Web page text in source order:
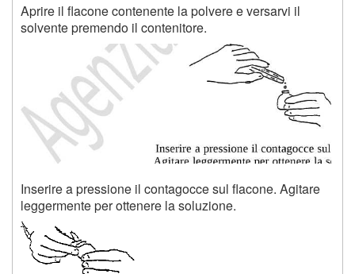
Aprire il flacone contenente la polvere e versarvi il
solvente premendo il contenitore.
Inserire a pressione il contagocce sul flacone. Agitare
leggermente per ottenere la soluzione.